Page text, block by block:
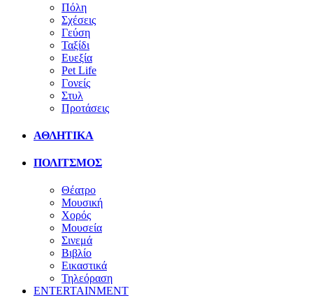
Πόλη
Σχέσεις
Γεύση
Ταξίδι
Ευεξία
Pet Life
Γονείς
Στυλ
Προτάσεις
ΑΘΛΗΤΙΚΑ
ΠΟΛΙΤΣΜΟΣ
Θέατρο
Μουσική
Χορός
Μουσεία
Σινεμά
Βιβλίο
Εικαστικά
Τηλεόραση
ENTERTAINMENT